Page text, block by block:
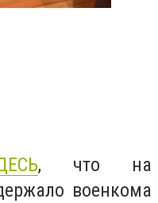
, что на
военкома